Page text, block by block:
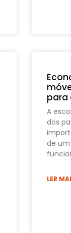
para
A
dos
de
LER